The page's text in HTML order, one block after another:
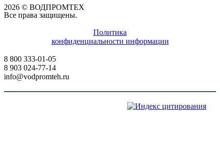
2026 © ВОДПРОМТЕХ
Все права защищены.
Политика
конфиденциальности информации
8 800 333-01-05
8 903 024-77-14
info@vodpromteh.ru